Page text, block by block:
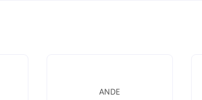
ANDE